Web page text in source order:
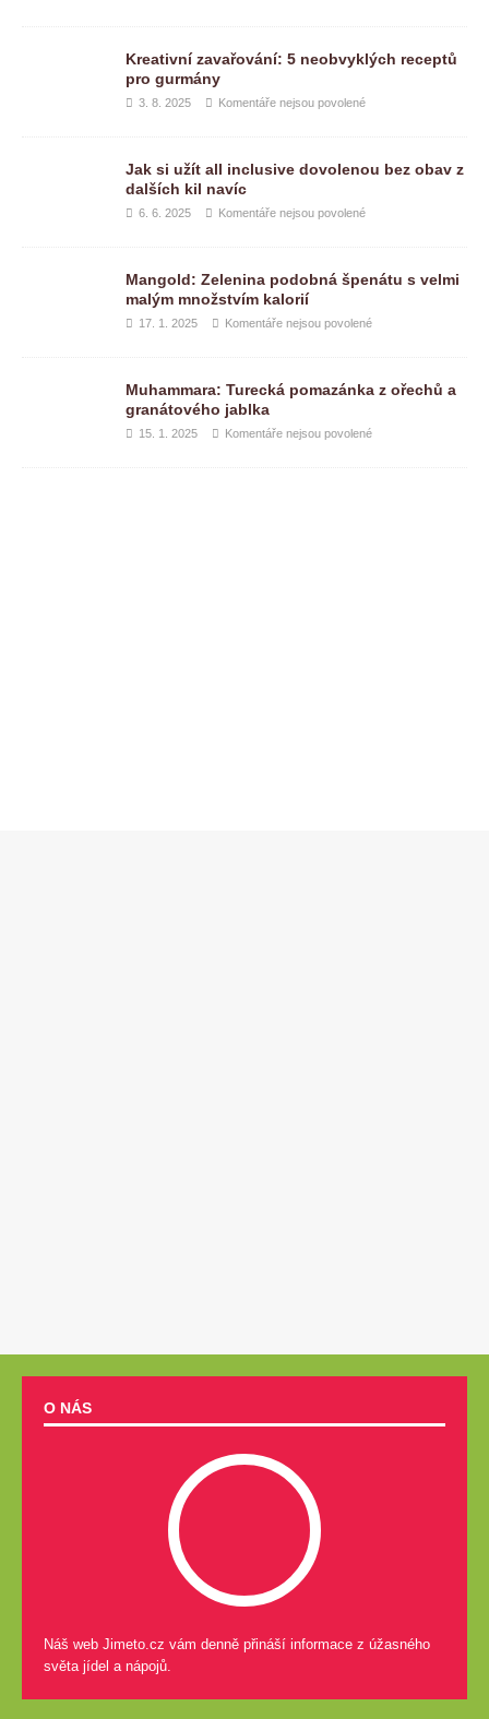
Kreativní zavařování: 5 neobvyklých receptů
pro gurmány
3. 8. 2025 Komentáře nejsou povolené
Jak si užít all inclusive dovolenou bez obav z
dalších kil navíc
6. 6. 2025 Komentáře nejsou povolené
Mangold: Zelenina podobná špenátu s velmi
malým množstvím kalorií
17. 1. 2025 Komentáře nejsou povolené
Muhammara: Turecká pomazánka z ořechů a
granátového jablka
15. 1. 2025 Komentáře nejsou povolené
O NÁS
Náš web Jimeto.cz vám denně přináší informace z úžasného
světa jídel a nápojů.